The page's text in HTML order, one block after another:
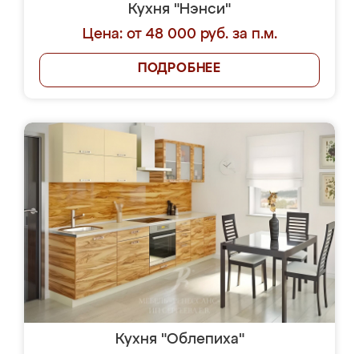
Кухня "Нэнси"
Цена: от 48 000 руб. за п.м.
ПОДРОБНЕЕ
Кухня "Облепиха"